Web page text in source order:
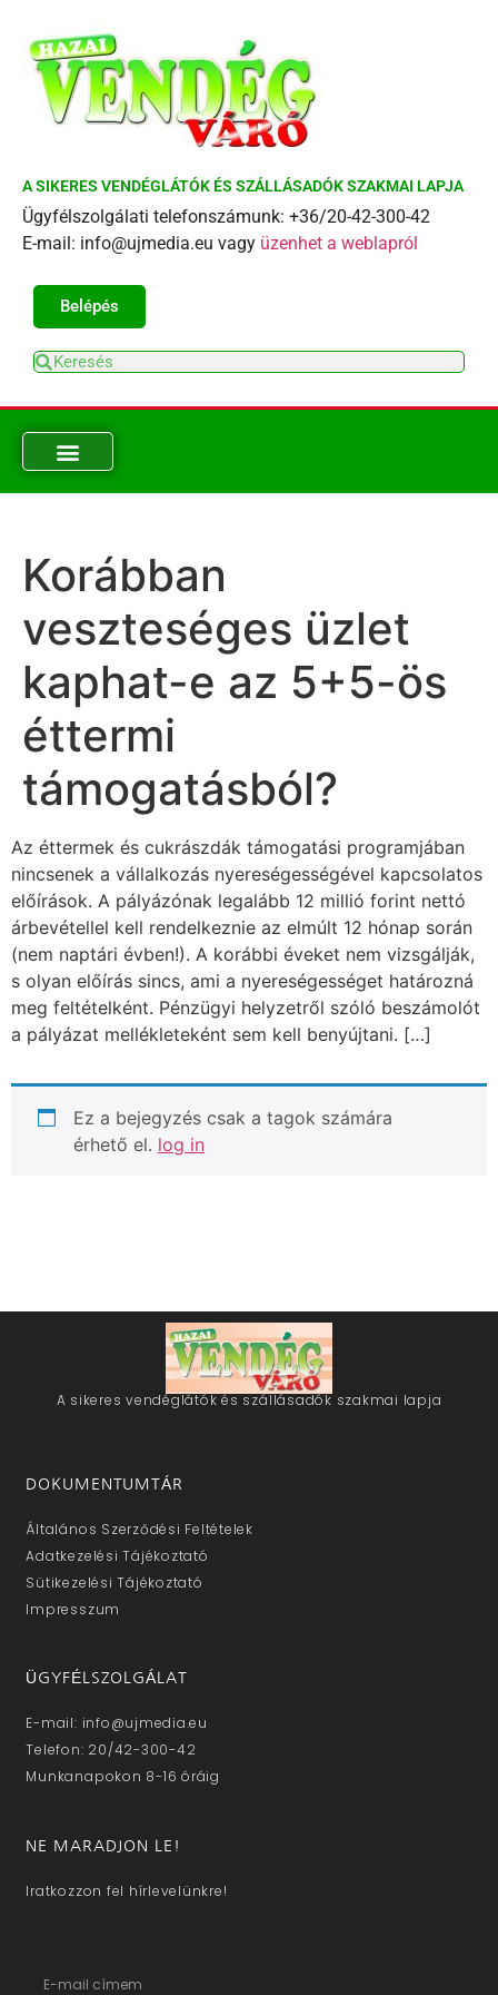
A SIKERES VENDÉGLÁTÓK ÉS SZÁLLÁSADÓK SZAKMAI LAPJA
Ügyfélszolgálati telefonszámunk: +36/20-42-300-42
E-mail: info@ujmedia.eu vagy üzenhet a weblapról
Belépés
Korábban
veszteséges üzlet
kaphat-e az 5+5-ös
éttermi
támogatásból?
Az éttermek és cukrászdák támogatási programjában
nincsenek a vállalkozás nyereségességével kapcsolatos
előírások. A pályázónak legalább 12 millió forint nettó
árbevétellel kell rendelkeznie az elmúlt 12 hónap során
(nem naptári évben!). A korábbi éveket nem vizsgálják,
s olyan előírás sincs, ami a nyereségességet határozná
meg feltételként. Pénzügyi helyzetről szóló beszámolót
a pályázat mellékleteként sem kell benyújtani. […]
Ez a bejegyzés csak a tagok számára
érhető el. log in
A sikeres vendéglátók és szállásadók szakmai lapja
DOKUMENTUMTÁR
Általános Szerződési Feltételek
Adatkezelési Tájékoztató
Sütikezelési Tájékoztató
Impresszum
ÜGYFÉLSZOLGÁLAT
E-mail: info@ujmedia.eu
Telefon: 20/42-300-42
Munkanapokon 8-16 óráig
NE MARADJON LE!
Iratkozzon fel hírlevelünkre!